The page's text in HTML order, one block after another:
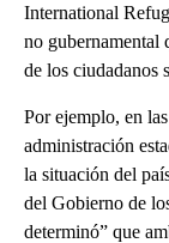
International
no gubernamental
de los ciudadanos
Por ejemplo, en
administración
la situación del
del Gobierno de
determinó” que